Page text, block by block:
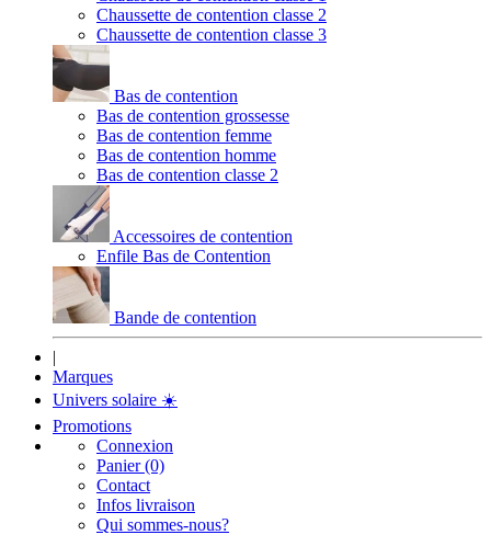
Chaussette de contention classe 2
Chaussette de contention classe 3
Bas de contention
Bas de contention grossesse
Bas de contention femme
Bas de contention homme
Bas de contention classe 2
Accessoires de contention
Enfile Bas de Contention
Bande de contention
|
Marques
Univers solaire ☀️
Promotions
Connexion
Panier (0)
Contact
Infos livraison
Qui sommes-nous?